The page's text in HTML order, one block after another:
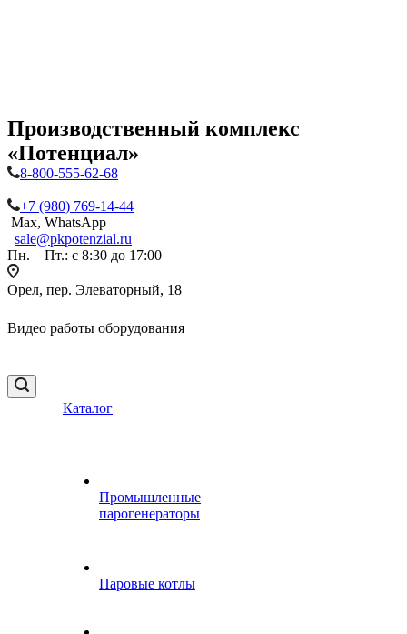
Производственный комплекс
«Потенциал»
8-800-555-62-68
+7 (980) 769-14-44
Max, WhatsApp
sale@pkpotenzial.ru
Пн. – Пт.: с 8:30 до 17:00
Орел, пер. Элеваторный, 18
Видео работы оборудования
Каталог
Промышленные
парогенераторы
Паровые котлы